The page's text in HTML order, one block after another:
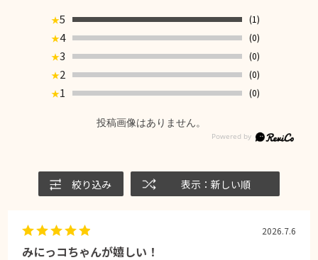
★5
(1)
★4
(0)
★3
(0)
★2
(0)
★1 (0)
投稿画像はありません。
絞り込み 表示：新しい順
みにっコちゃんが嬉しい！
2026.7.6